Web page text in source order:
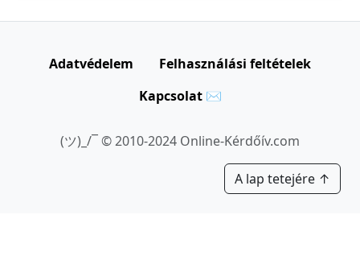
Adatvédelem
Felhasználási feltételek
Kapcsolat ✉
(ツ)_/¯ © 2010-2024 Online-Kérdőív.com
A lap tetejére ↑